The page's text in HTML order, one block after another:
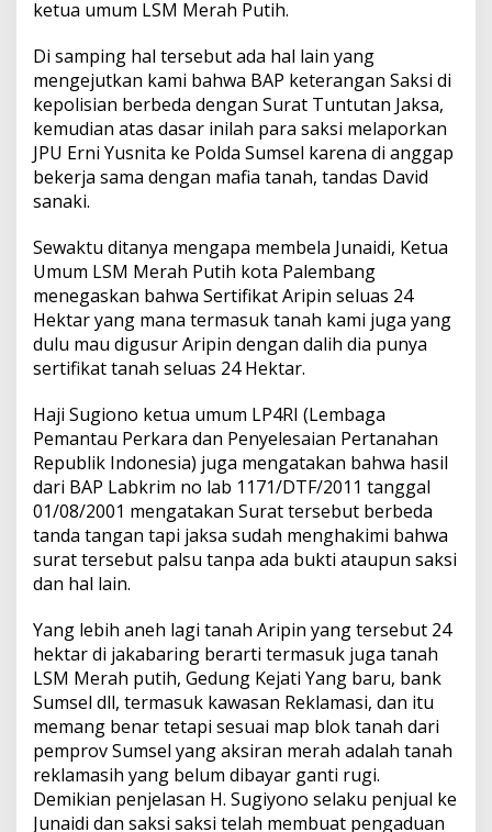
a
i
a
H
u
k
u
m
ketua umum LSM Merah Putih.
Di samping hal tersebut ada hal lain yang
mengejutkan kami bahwa BAP keterangan Saksi di
kepolisian berbeda dengan Surat Tuntutan Jaksa,
kemudian atas dasar inilah para saksi melaporkan
JPU Erni Yusnita ke Polda Sumsel karena di anggap
bekerja sama dengan mafia tanah, tandas David
sanaki.
Sewaktu ditanya mengapa membela Junaidi, Ketua
Umum LSM Merah Putih kota Palembang
menegaskan bahwa Sertifikat Aripin seluas 24
Hektar yang mana termasuk tanah kami juga yang
dulu mau digusur Aripin dengan dalih dia punya
sertifikat tanah seluas 24 Hektar.
Haji Sugiono ketua umum LP4RI (Lembaga
Pemantau Perkara dan Penyelesaian Pertanahan
Republik Indonesia) juga mengatakan bahwa hasil
dari BAP Labkrim no lab 1171/DTF/2011 tanggal
01/08/2001 mengatakan Surat tersebut berbeda
tanda tangan tapi jaksa sudah menghakimi bahwa
surat tersebut palsu tanpa ada bukti ataupun saksi
dan hal lain.
Yang lebih aneh lagi tanah Aripin yang tersebut 24
hektar di jakabaring berarti termasuk juga tanah
LSM Merah putih, Gedung Kejati Yang baru, bank
Sumsel dll, termasuk kawasan Reklamasi, dan itu
memang benar tetapi sesuai map blok tanah dari
pemprov Sumsel yang aksiran merah adalah tanah
reklamasih yang belum dibayar ganti rugi.
Demikian penjelasan H. Sugiyono selaku penjual ke
Junaidi dan saksi saksi telah membuat pengaduan